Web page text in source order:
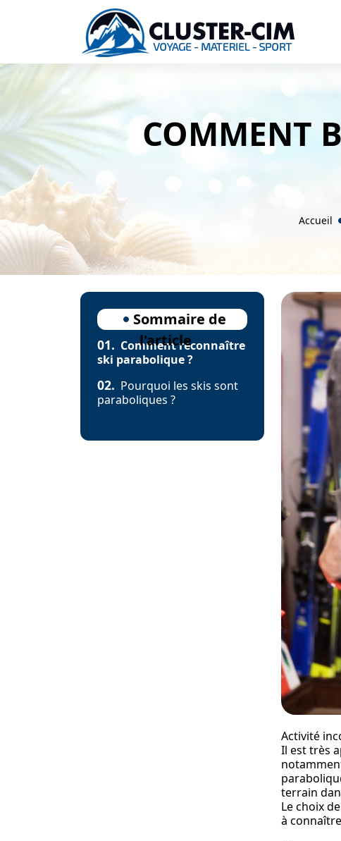
COMMENT
Accueil
Activité
Il est très
terrain
Le choix
à
Sommaire de
l'article
01. Comment reconnaître
ski parabolique ?
02. Pourquoi les skis sont
paraboliques ?